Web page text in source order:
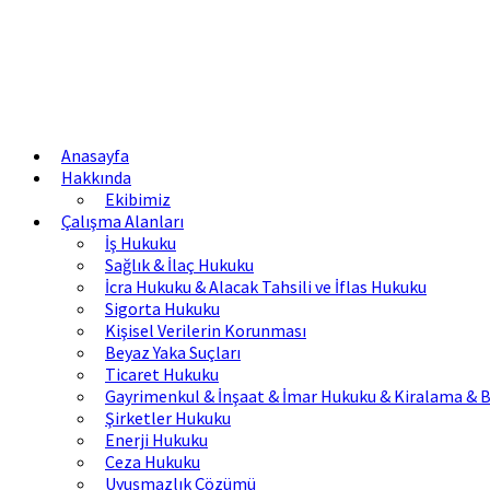
Anasayfa
Hakkında
Ekibimiz
Çalışma Alanları
İş Hukuku
Sağlık & İlaç Hukuku
İcra Hukuku & Alacak Tahsili ve İflas Hukuku
Sigorta Hukuku
Kişisel Verilerin Korunması
Beyaz Yaka Suçları
Ticaret Hukuku
Gayrimenkul & İnşaat & İmar Hukuku & Kiralama &
Şirketler Hukuku
Enerji Hukuku
Ceza Hukuku
Uyuşmazlık Çözümü